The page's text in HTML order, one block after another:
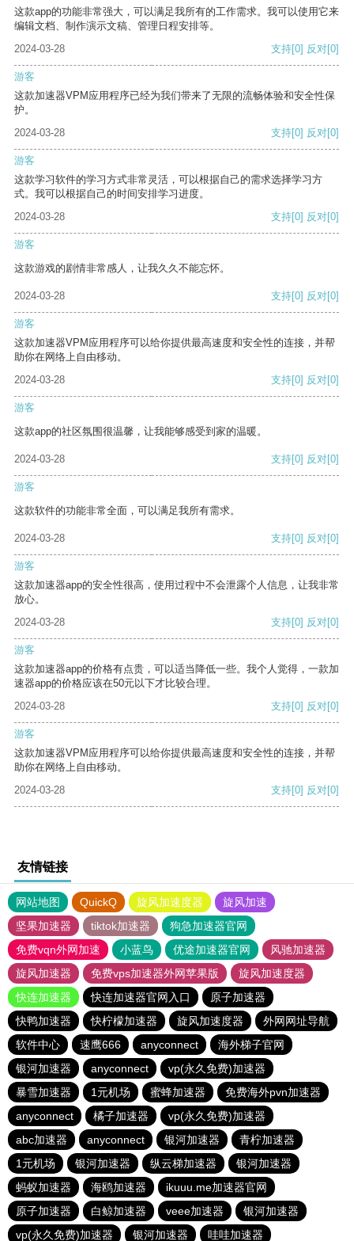
这款app的功能非常强大，可以满足我所有的工作需求。我可以使用它来
编辑文档、制作演示文稿、管理日程安排等。
2024-03-28
支持[0] 反对[0]
游客
这款加速器VPM应用程序已经为我们带来了无限的流畅体验和安全性保
护。
2024-03-28
支持[0] 反对[0]
游客
这款学习软件的学习方式非常灵活，可以根据自己的需求选择学习方
式。我可以根据自己的时间安排学习进度。
2024-03-28
支持[0] 反对[0]
游客
这款游戏的剧情非常感人，让我久久不能忘怀。
2024-03-28 支持[0] 反对[0]
游客
这款加速器VPM应用程序可以给你提供最高速度和安全性的连接，并帮
助你在网络上自由移动。
2024-03-28
支持[0] 反对[0]
游客
这款app的社区氛围很温馨，让我能够感受到家的温暖。
2024-03-28 支持[0] 反对[0]
游客
这款软件的功能非常全面，可以满足我所有需求。
2024-03-28 支持[0] 反对[0]
游客
这款加速器app的安全性很高，使用过程中不会泄露个人信息，让我非常
放心。
2024-03-28
支持[0] 反对[0]
游客
这款加速器app的价格有点贵，可以适当降低一些。我个人觉得，一款加
速器app的价格应该在50元以下才比较合理。
2024-03-28
支持[0] 反对[0]
游客
这款加速器VPM应用程序可以给你提供最高速度和安全性的连接，并帮
助你在网络上自由移动。
2024-03-28
支持[0] 反对[0]
友情链接
网站地图 QuickQ 旋风加速度器
旋风加速
坚果加速器
tiktok加速器
狗急加速器官网
免费vqn外网加速
小蓝鸟 优途加速器官网
风驰加速器
旋风加速器
免费vps加速器外网苹果版
旋风加速度器
快连加速器
快连加速器官网入口
原子加速器
快鸭加速器
快柠檬加速器 旋风加速度器
外网网址导航
软件中心
速鹰666 anyconnect
海外梯子官网
银河加速器
anyconnect
vp(永久免费)加速器
暴雪加速器
1元机场 蜜蜂加速器
免费海外pvn加速器
anyconnect
橘子加速器
vp(永久免费)加速器
abc加速器
anyconnect 银河加速器
青柠加速器
1元机场
银河加速器 纵云梯加速器
银河加速器
蚂蚁加速器
海鸥加速器
ikuuu.me加速器官网
原子加速器
白鲸加速器 veee加速器
银河加速器
vp(永久免费)加速器
银河加速器 哇哇加速器